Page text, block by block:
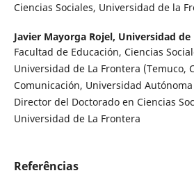
Ciencias Sociales, Universidad de la
Javier Mayorga Rojel, Universidad
Facultad de Educación, Ciencias
Universidad de La Frontera (Temuco,
Comunicación, Universidad
Director del Doctorado en Ciencias
Universidad de La Frontera
Referências